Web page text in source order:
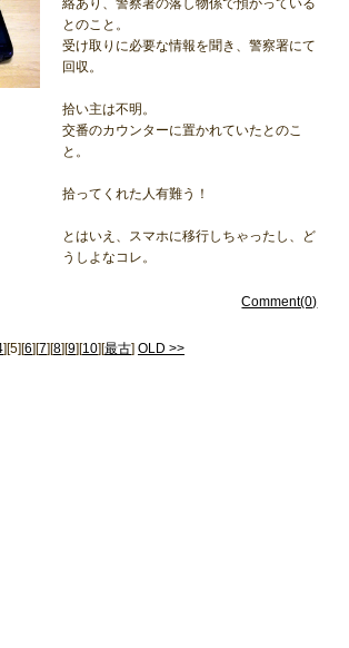
絡あり、警察署の落し物係で預かっている
とのこと。
受け取りに必要な情報を聞き、警察署にて
回収。
拾い主は不明。
交番のカウンターに置かれていたとのこ
と。
拾ってくれた人有難う！
とはいえ、スマホに移行しちゃったし、ど
うしよなコレ。
Comment(0)
][5][6][7][8][9][10][最古] OLD >>